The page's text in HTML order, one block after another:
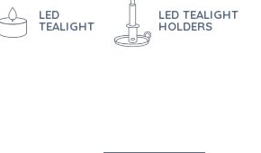
LED
TEALIGHT
LED TEALIGHT
HOLDERS